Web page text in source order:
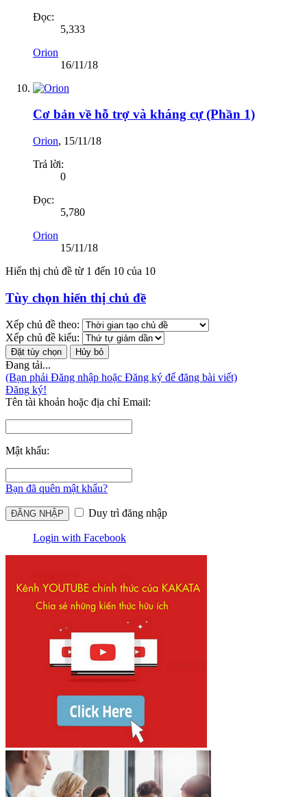
Đọc:
5,333
Orion
16/11/18
Cơ bản về hỗ trợ và kháng cự (Phần 1)
Orion, 15/11/18
Trả lời:
0
Đọc:
5,780
Orion
15/11/18
Hiển thị chủ đề từ 1 đến 10 của 10
Tùy chọn hiển thị chủ đề
Xếp chủ đề theo:
Xếp chủ đề kiểu:
Đang tải...
(Bạn phải Đăng nhập hoặc Đăng ký để đăng bài viết)
Đăng ký!
Tên tài khoản hoặc địa chỉ Email:
Mật khẩu:
Bạn đã quên mật khẩu?
Duy trì đăng nhập
Login with Facebook